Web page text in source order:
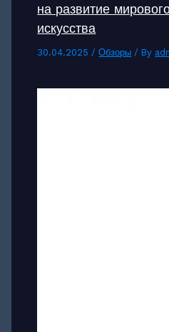
на развитие
искусства
30.04.2025/Обзоры / By